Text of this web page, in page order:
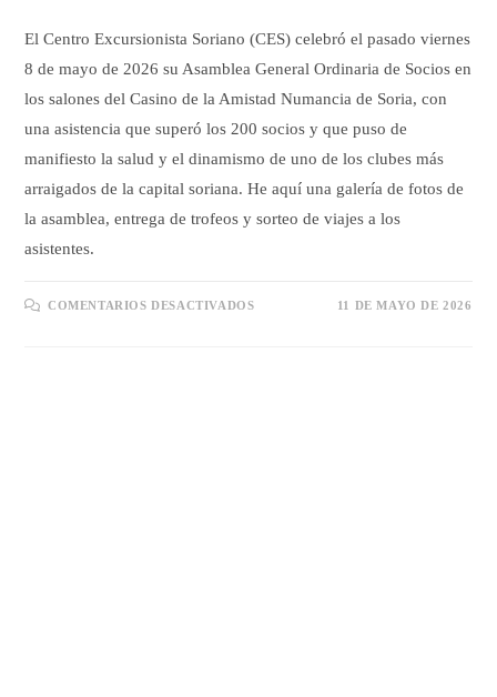
El Centro Excursionista Soriano (CES) celebró el pasado viernes
8 de mayo de 2026 su Asamblea General Ordinaria de Socios en
los salones del Casino de la Amistad Numancia de Soria, con
una asistencia que superó los 200 socios y que puso de
manifiesto la salud y el dinamismo de uno de los clubes más
arraigados de la capital soriana. He aquí una galería de fotos de
la asamblea, entrega de trofeos y sorteo de viajes a los
asistentes.
COMENTARIOS DESACTIVADOSEN
11 DE MAYO DE 2026